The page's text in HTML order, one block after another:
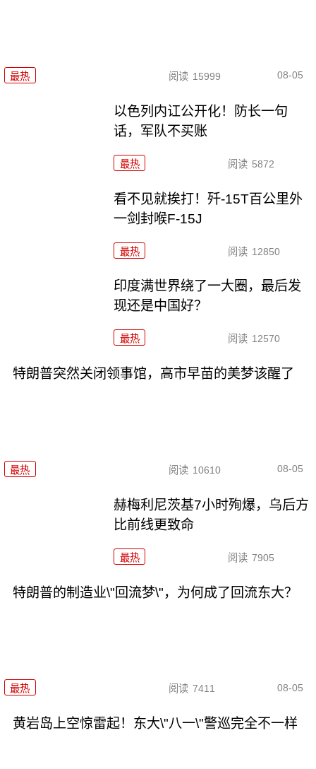
最热 阅读 15999 08-05
以色列内讧公开化！防长一句
话，军队不买账
最热 阅读 5872
看不见就挨打！歼-15T百公里外
一剑封喉F-15J
最热 阅读 12850
印度满世界绕了一大圈，最后发
现还是中国好？
最热 阅读 12570
特朗普突然关闭领事馆，高市早苗的美梦该醒了
最热 阅读 10610 08-05
赫梅利尼茨基7小时殉爆，乌后方
比前线更致命
最热 阅读 7905
特朗普的制造业\"回流梦\"，为何成了回流东大？
最热 阅读 7411 08-05
黄岩岛上空惊雷起！东大\"八一\"警巡完全不一样